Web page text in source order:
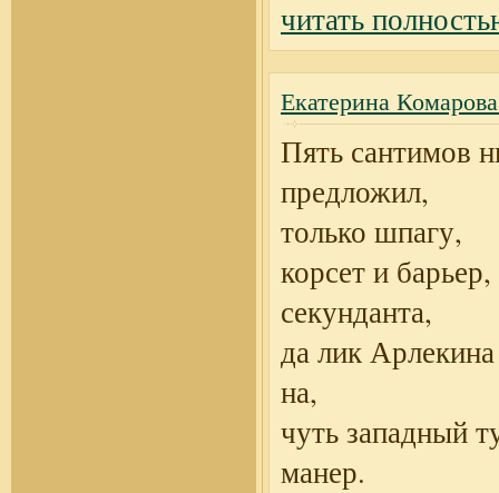
читать
Екатерина
Пять сантимов
предложил,
только шпагу,
корсет и барьер,
секунданта,
да лик Арлекина
на,
чуть западный
манер.